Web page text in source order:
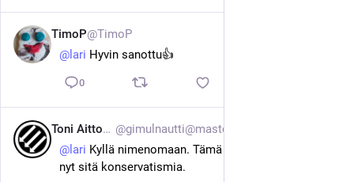
TimoP@TimoP
@ lari Hyvin sanottu👍
0
Toni Aittoniemi
@ lari Kyllä nimenomaan. Tämä on määritelmällisesti
nyt sitä konservatismia.